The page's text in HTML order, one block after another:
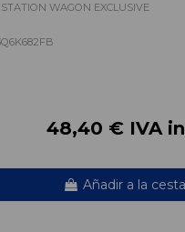
WAGON EXCLUSIVE
48,40 € IVA
Añadir a la cesta